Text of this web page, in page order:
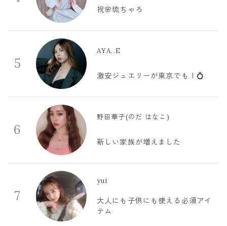
祝🌸琉ちゃろ
5
AYA..E
激安ジュエリーが東京でも！💍
6
野田華子(のだ はなこ)
新しい家族が増えました
7
yui
大人にも子供にも使える必須アイ
テム